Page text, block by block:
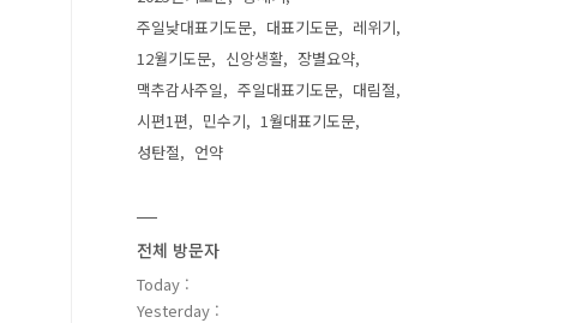
주일낮대표기도문
대표기도문
레위기
12월기도문
신앙생활
장별요약
맥추감사주일
주일대표기도문
대림절
시편1편
민수기
1월대표기도문
성탄절
언약
전체 방문자
Today :
Yesterday :